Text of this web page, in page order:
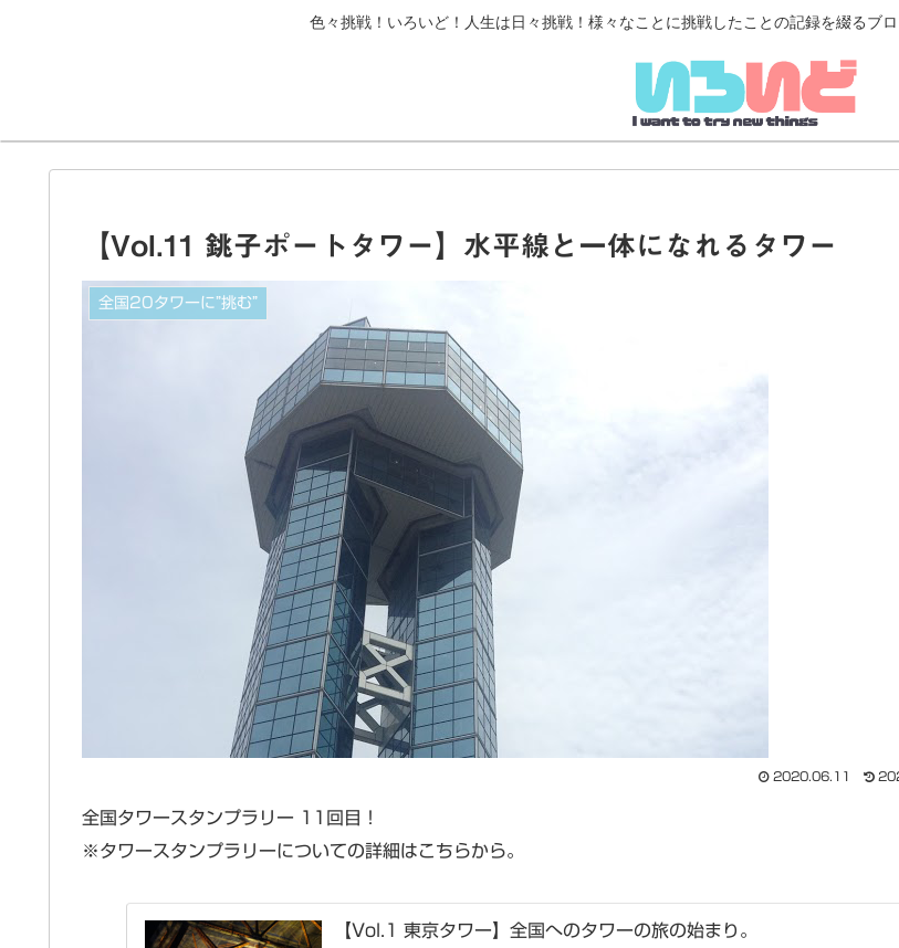
色々挑戦！いろいど！人生は日々挑戦！様々なことに挑戦したことの記録を綴るブ
【Vol.11 銚子ポートタワー】水平線と一体になれるタワー
全国20タワーに”挑む”
2020.06.11
全国タワースタンプラリー 11回目！
※タワースタンプラリーについての詳細はこちらから。
【Vol.1 東京タワー】全国へのタワーの旅の始まり。